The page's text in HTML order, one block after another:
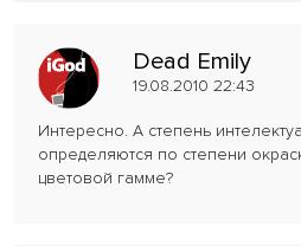
Dead Emily
19.08.2010 22:43
Интересно. А степень
определяются по степени
цветовой гамме?